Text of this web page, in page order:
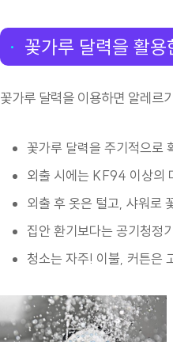
꽃가루 달력을 활
꽃가루 달력을 이용하면 알레르
꽃가루 달력을 주기적으로
외출 시에는 KF94 이상의
외출 후 옷은 털고, 샤워로
집안 환기보다는 공기청정
청소는 자주! 이불, 커튼은